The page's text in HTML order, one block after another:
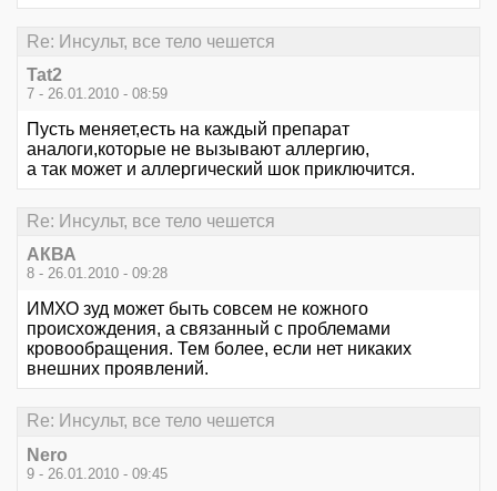
Re: Инсульт, все тело чешется
Tat2
7 - 26.01.2010 - 08:59
Пусть меняет,есть на каждый препарат
аналоги,которые не вызывают аллергию,
а так может и аллергический шок приключится.
Re: Инсульт, все тело чешется
АКВА
8 - 26.01.2010 - 09:28
ИМХО зуд может быть совсем не кожного
происхождения, а связанный с проблемами
кровообращения. Тем более, если нет никаких
внешних проявлений.
Re: Инсульт, все тело чешется
Nero
9 - 26.01.2010 - 09:45